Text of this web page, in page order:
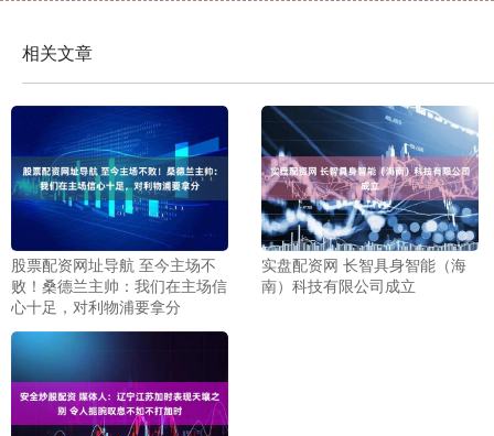
相关文章
股票配资网址导航 至今主场不
败！桑德兰主帅：我们在主场信
心十足，对利物浦要拿分
实盘配资网 长智具身智能（海
南）科技有限公司成立